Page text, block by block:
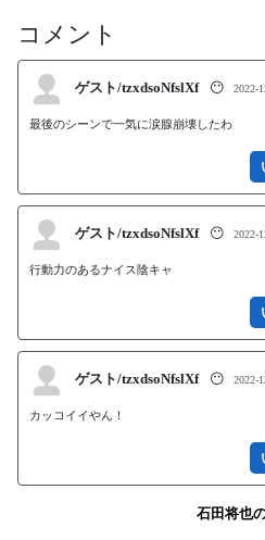
コメント
ゲスト/tzxdsoNfslXf 😶 2022-
最後のシーンで一気に涙腺崩壊したわ
ゲスト/tzxdsoNfslXf 😶 2022-
行動力のあるナイス陰キャ
ゲスト/tzxdsoNfslXf 😶 2022-
カッコイイやん！
石田将也